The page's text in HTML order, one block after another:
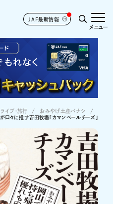
JAF最新情報
メニュー
ライブ･旅行
おみやげ土産バナシ
口々に推す吉田牧場「カマンベールチーズ」